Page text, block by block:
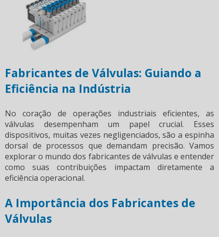
Fabricantes de Válvulas: Guiando a
Eficiência na Indústria
No coração de operações industriais eficientes, as
válvulas desempenham um papel crucial. Esses
dispositivos, muitas vezes negligenciados, são a espinha
dorsal de processos que demandam precisão. Vamos
explorar o mundo dos fabricantes de válvulas e entender
como suas contribuições impactam diretamente a
eficiência operacional.
A Importância dos Fabricantes de
Válvulas